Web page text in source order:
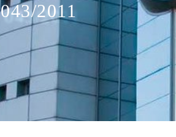
043/2011